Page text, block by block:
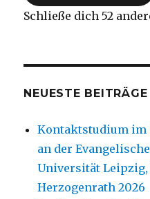
Schließe dich 52
NEUESTE BEITRÄGE
Kontaktstudium im
an der
Universität Leipzig,
Herzogenrath 2026